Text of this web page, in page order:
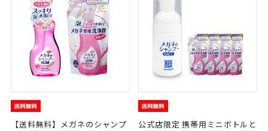
【送料無料】メガネのシャンプ
公式店限定 携帯用ミニボトルと